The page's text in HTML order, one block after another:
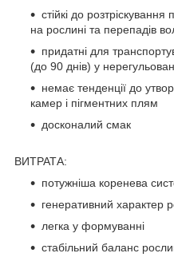
стійкі до розтріскування
на рослині та перепадів
придатні для
(до 90 днів) у
немає тенденції до
камер і пігментних плям
досконалий смак
ВИТРАТА:
потужніша коренева
генеративний характер
легка у формуванні
стабільний баланс